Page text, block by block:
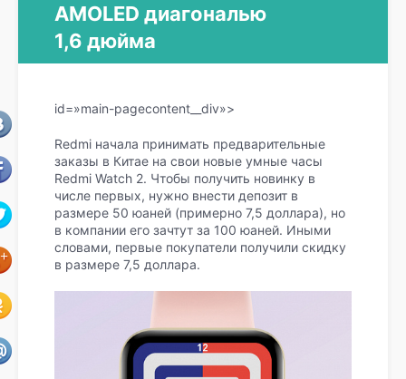
AMOLED диагональю
1,6 дюйма
id=»main-pagecontent__div»>
Redmi начала принимать предварительные
заказы в Китае на свои новые умные часы
Redmi Watch 2. Чтобы получить новинку в
числе первых, нужно внести депозит в
размере 50 юаней (примерно 7,5 доллара), но
в компании его зачтут за 100 юаней. Иными
словами, первые покупатели получили скидку
в размере 7,5 доллара.